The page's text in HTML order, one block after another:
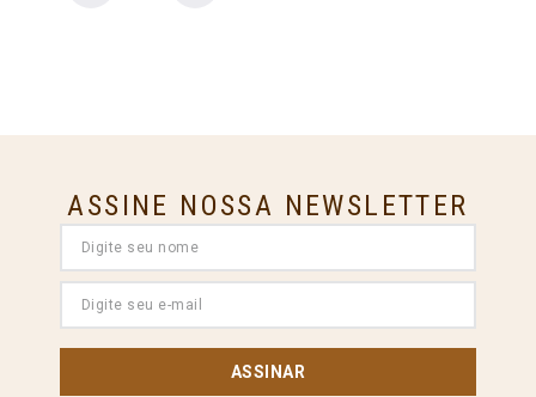
ASSINE NOSSA NEWSLETTER
ASSINAR